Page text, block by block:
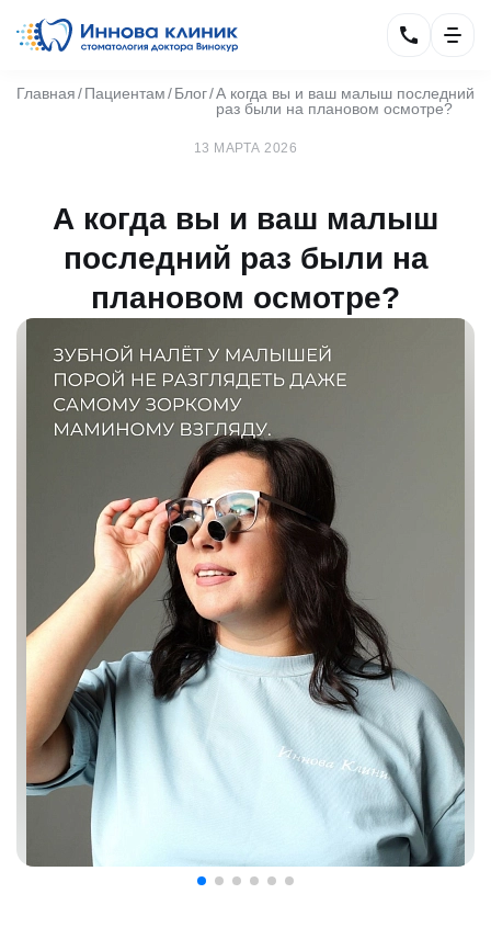
Главная Пациентам Блог А когда вы и ваш малыш последний
раз были на плановом осмотре?
13 МАРТА 2026
А когда вы и ваш малыш
последний раз были на
плановом осмотре?